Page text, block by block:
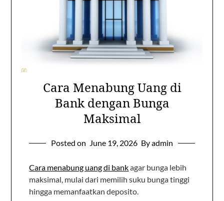
Cara Menabung Uang di
Bank dengan Bunga
Maksimal
Posted on June 19, 2026 By admin
Cara menabung uang di bankagar bunga lebih
maksimal, mulai dari memilih suku bunga tinggi
hingga memanfaatkan deposito.